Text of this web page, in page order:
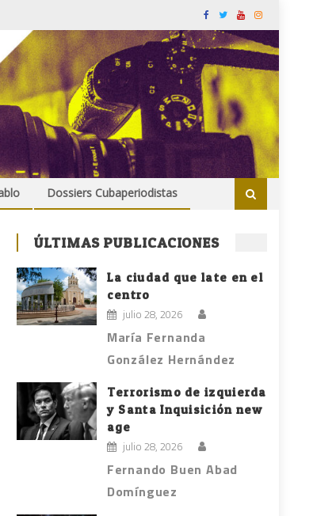
Dossiers Cubaperiodistas
ÚLTIMAS PUBLICACIONES
La ciudad que late en el
centro
julio 28, 2026
María Fernanda
González Hernández
Terrorismo de izquierda
y Santa Inquisición new
age
julio 28, 2026
Fernando Buen Abad
Domínguez